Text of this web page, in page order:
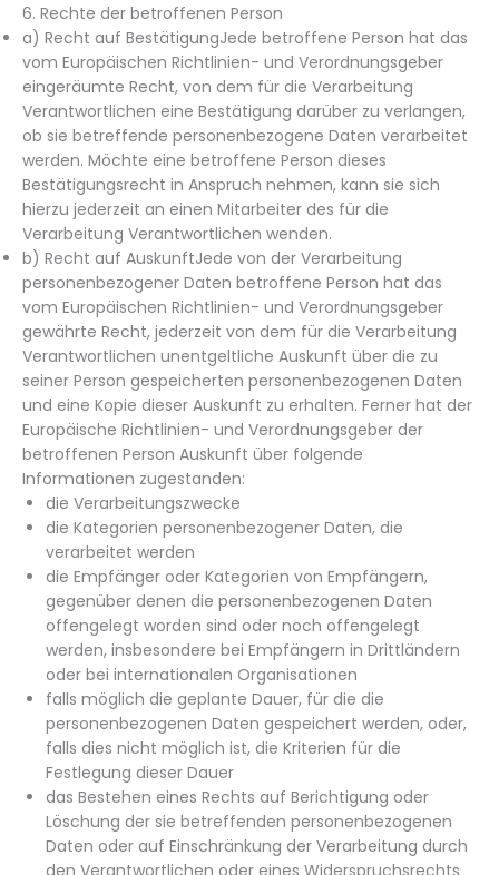
6. Rechte der betroffenen Person
a) Recht auf BestätigungJede betroffene Person hat das
vom Europäischen Richtlinien- und Verordnungsgeber
eingeräumte Recht, von dem für die Verarbeitung
Verantwortlichen eine Bestätigung darüber zu verlangen,
ob sie betreffende personenbezogene Daten verarbeitet
werden. Möchte eine betroffene Person dieses
Bestätigungsrecht in Anspruch nehmen, kann sie sich
hierzu jederzeit an einen Mitarbeiter des für die
Verarbeitung Verantwortlichen wenden.
b) Recht auf AuskunftJede von der Verarbeitung
personenbezogener Daten betroffene Person hat das
vom Europäischen Richtlinien- und Verordnungsgeber
gewährte Recht, jederzeit von dem für die Verarbeitung
Verantwortlichen unentgeltliche Auskunft über die zu
seiner Person gespeicherten personenbezogenen Daten
und eine Kopie dieser Auskunft zu erhalten. Ferner hat der
Europäische Richtlinien- und Verordnungsgeber der
betroffenen Person Auskunft über folgende
Informationen zugestanden:
die Verarbeitungszwecke
die Kategorien personenbezogener Daten, die
verarbeitet werden
die Empfänger oder Kategorien von Empfängern,
gegenüber denen die personenbezogenen Daten
offengelegt worden sind oder noch offengelegt
werden, insbesondere bei Empfängern in Drittländern
oder bei internationalen Organisationen
falls möglich die geplante Dauer, für die die
personenbezogenen Daten gespeichert werden, oder,
falls dies nicht möglich ist, die Kriterien für die
Festlegung dieser Dauer
das Bestehen eines Rechts auf Berichtigung oder
Löschung der sie betreffenden personenbezogenen
Daten oder auf Einschränkung der Verarbeitung durch
den Verantwortlichen oder eines Widerspruchsrechts